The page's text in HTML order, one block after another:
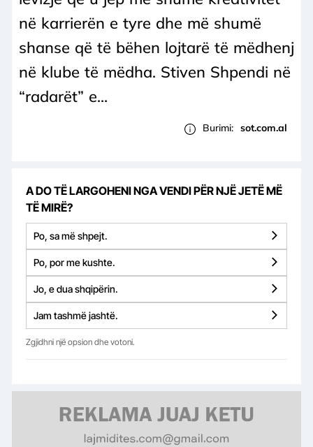
në karrierën e tyre dhe më shumë
shanse që të bëhen lojtarë të mëdhenj
në klube të mëdha. Stiven Shpendi në
“radarët” e...
Burimi: sot.com.al
A DO TË LARGOHENI NGA VENDI PËR NJË JETË MË
TË MIRË?
Po, sa më shpejt.
Po, por me kushte.
Jo, e dua shqipërin.
Jam tashmë jashtë.
Zgjidhni një opsion dhe votoni.